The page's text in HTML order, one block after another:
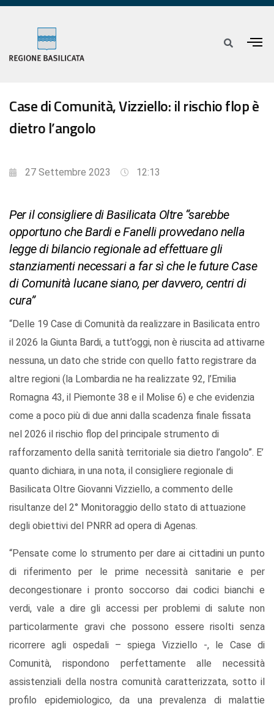
Case di Comunità, Vizziello: il rischio flop è
dietro l’angolo
27 Settembre 2023 12:13
Per il consigliere di Basilicata Oltre “sarebbe
opportuno che Bardi e Fanelli provvedano nella
legge di bilancio regionale ad effettuare gli
stanziamenti necessari a far sì che le future Case
di Comunità lucane siano, per davvero, centri di
cura”
“Delle 19 Case di Comunità da realizzare in Basilicata entro
il 2026 la Giunta Bardi, a tutt’oggi, non è riuscita ad attivarne
nessuna, un dato che stride con quello fatto registrare da
altre regioni (la Lombardia ne ha realizzate 92, l’Emilia
Romagna 43, il Piemonte 38 e il Molise 6) e che evidenzia
come a poco più di due anni dalla scadenza finale fissata
nel 2026 il rischio flop del principale strumento di
rafforzamento della sanità territoriale sia dietro l’angolo”. E’
quanto dichiara, in una nota, il consigliere regionale di
Basilicata Oltre Giovanni Vizziello, a commento delle
risultanze del 2° Monitoraggio dello stato di attuazione
degli obiettivi del PNRR ad opera di Agenas.
“Pensate come lo strumento per dare ai cittadini un punto
di riferimento per le prime necessità sanitarie e per
decongestionare i pronto soccorso dai codici bianchi e
verdi, vale a dire gli accessi per problemi di salute non
particolarmente gravi che possono essere risolti senza
ricorrere agli ospedali – spiega Vizziello -, le Case di
Comunità, rispondono perfettamente alle necessità
assistenziali della nostra comunità caratterizzata, sotto il
profilo epidemiologico, da una prevalenza di malattie